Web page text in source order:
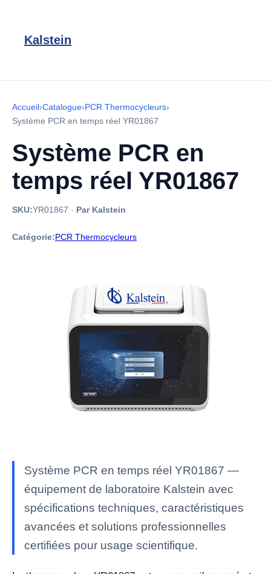
Kalstein
Accueil›Catalogue›PCR Thermocycleurs›
Système PCR en temps réel YR01867
Système PCR en
temps réel YR01867
SKU:YR01867 · Par Kalstein
Catégorie:PCR Thermocycleurs
Système PCR en temps réel YR01867 —
équipement de laboratoire Kalstein avec
spécifications techniques, caractéristiques
avancées et solutions professionnelles
certifiées pour usage scientifique.